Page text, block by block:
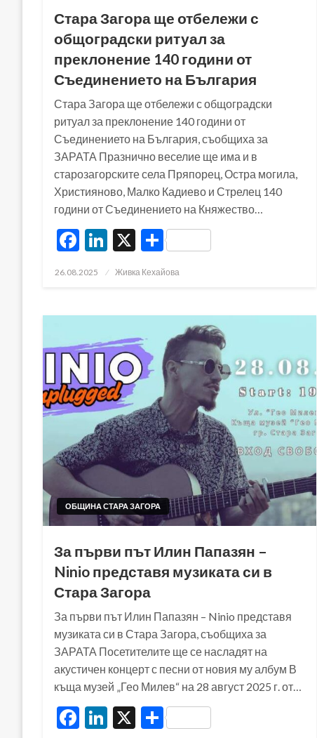
Стара Загора ще отбележи с
общоградски ритуал за
преклонение 140 години от
Съединението на България
Стара Загора ще отбележи с общоградски
ритуал за преклонение 140 години от
Съединението на България, съобщиха за
ЗАРАТА Празнично веселие ще има и в
старозагорските села Пряпорец, Остра могила,
Християново, Малко Кадиево и Стрелец 140
години от Съединението на Княжество…
Facebook
LinkedIn
X Share
Posted
26.08.2025 Живка Кехайова
ОБЩИНА СТАРА ЗАГОРА
За първи път Илин Папазян –
Ninio представя музиката си в
Стара Загора
За първи път Илин Папазян – Ninio представя
музиката си в Стара Загора, съобщиха за
ЗАРАТА Посетителите ще се насладят на
акустичен концерт с песни от новия му албум В
къща музей „Гео Милев“ на 28 август 2025 г. от…
Facebook
LinkedIn
X Share